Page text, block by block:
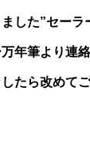
した”セー
年筆より連
たら改めてご